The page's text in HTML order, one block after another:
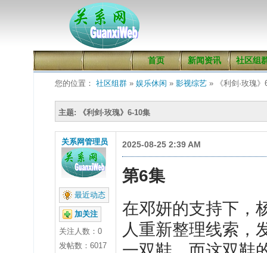
首页 新闻资讯 社区组
您的位置： 社区组群» 娱乐休闲 » 影视综艺» 《利剑·玫瑰》
主题: 《利剑·玫瑰》6-10集
关系网管理员
最近动态
加关注
关注人数： 0
发帖数：6017
2025-08-25 2:39 AM
第6集
在邓妍的支持下，
人重新整理线索，